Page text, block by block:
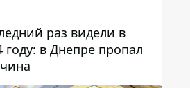
раз видели в
году: в Днепре пропал